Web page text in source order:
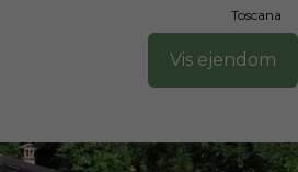
Toscana
Vis ejendom